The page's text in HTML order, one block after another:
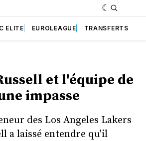
ELITE EUROLEAGUE TRANSFERTS
et l'équipe de
impasse
des Los Angeles Lakers
a laissé entendre qu'il